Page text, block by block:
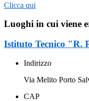
Clicca qui
Luoghi in cui viene
Istituto Tecnico "R.
Indirizzo
Via Melito Porto
CAP